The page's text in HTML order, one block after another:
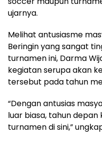
ujarnya.
Melihat antusiasme
Beringin yang sangat
turnamen ini, Darma
kegiatan serupa akan
tersebut pada tahun
“Dengan antusias
luar biasa, tahun
turnamen di sini,”